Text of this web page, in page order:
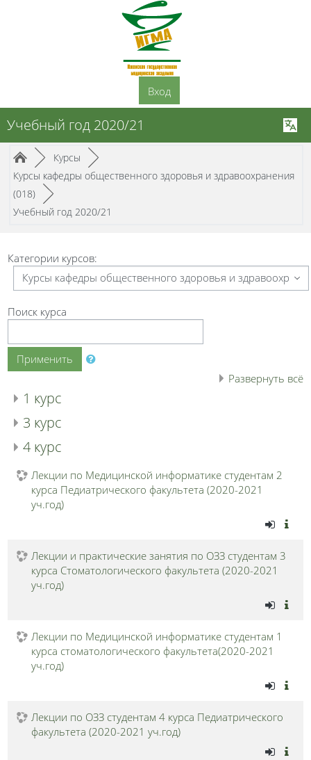
Перейти к основному содержанию
Вход
Учебный год 2020/21
Путь к странице
/► Курсы /►
Курсы кафедры общественного здоровья и здравоохранения
(018)
/►
Учебный год 2020/21
Категории курсов:
Поиск курса
Применить
Развернуть всё
1 курс
3 курс
4 курс
Лекции по Медицинской информатике студентам 2
курса Педиатрического факультета (2020-2021
уч.год)
Лекции и практические занятия по ОЗЗ студентам 3
курса Стоматологического факультета (2020-2021
уч.год)
Лекции по Медицинской информатике студентам 1
курса стоматологического факультета(2020-2021
уч.год)
Лекции по ОЗЗ студентам 4 курса Педиатрического
факультета (2020-2021 уч.год)